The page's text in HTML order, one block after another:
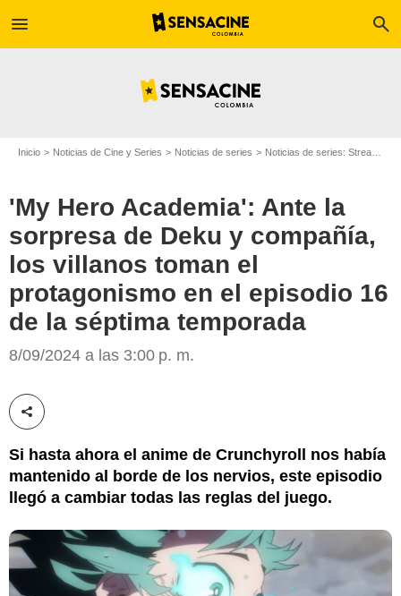
menu search
Inicio Noticias de Cine y Series Noticias de series Noticias de series: Streaming
'My Hero Academia': Ante la
sorpresa de Deku y compañía,
los villanos toman el
protagonismo en el episodio 16
de la séptima temporada
8/09/2024 a las 3:00 p. m.
Compartir esta noticia
Si hasta ahora el anime de Crunchyroll nos había
mantenido al borde de los nervios, este episodio
llegó a cambiar todas las reglas del juego.
Crunchyroll